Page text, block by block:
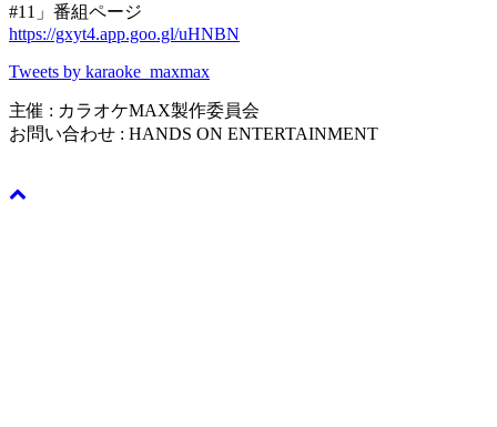
#11」番組ページ
https://gxyt4.app.goo.gl/uHNBN
Tweets by karaoke_maxmax
主催 : カラオケMAX製作委員会
お問い合わせ : HANDS ON ENTERTAINMENT